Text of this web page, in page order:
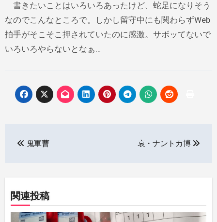
書きたいことはいろいろあったけど、蛇足になりそう
なのでこんなところで。しかし留守中にも関わらずWeb
拍手がそこそこ押されていたのに感激。サボッてないで
いろいろやらないとなぁ…
ビ
ゲ
鬼軍曹 哀・ナントカ博
関連投稿